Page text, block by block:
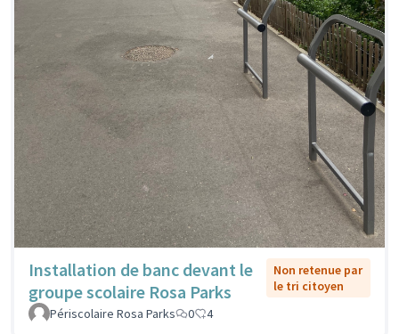
Installation de banc devant le
groupe scolaire Rosa Parks
Non retenue par
le tri citoyen
Périscolaire Rosa Parks
0 4